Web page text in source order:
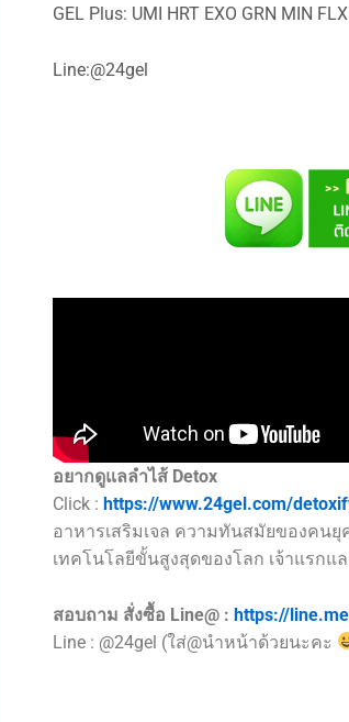
GEL Plus: UMI HRT EXO GRN MIN FLX
Line:@24gel
อยากดูแลลำไส้ Detox
Click : https://www.24gel.com/
อาหารเสริมเจล ความทันสมัยของคน
เทคโนโลยีขั้นสูงสุดของโลก เจ้าแรกแ
สอบถาม สั่งซื้อ Line@ : https://
Line : @24gel (ใส่@นำหน้าด้วยนะคะ